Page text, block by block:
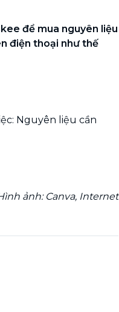
để mua nguyên liệu
điện thoại như thế
Nguyên liệu cần
ảnh: Canva, Internet